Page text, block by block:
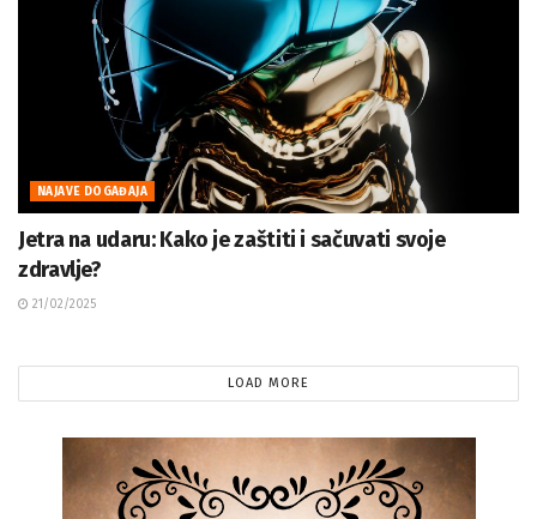
NAJAVE DOGAĐAJA
Jetra na udaru: Kako je zaštiti i sačuvati svoje
zdravlje?
21/02/2025
LOAD MORE